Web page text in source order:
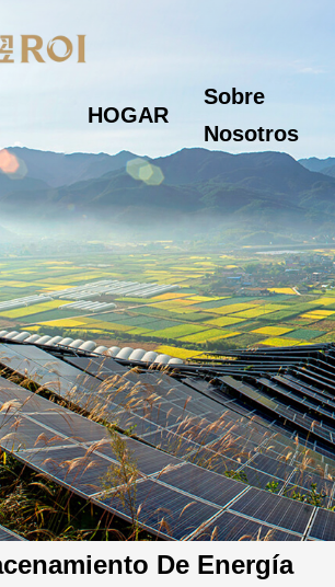
HOGAR
Sobre
Nosotros
De Energía